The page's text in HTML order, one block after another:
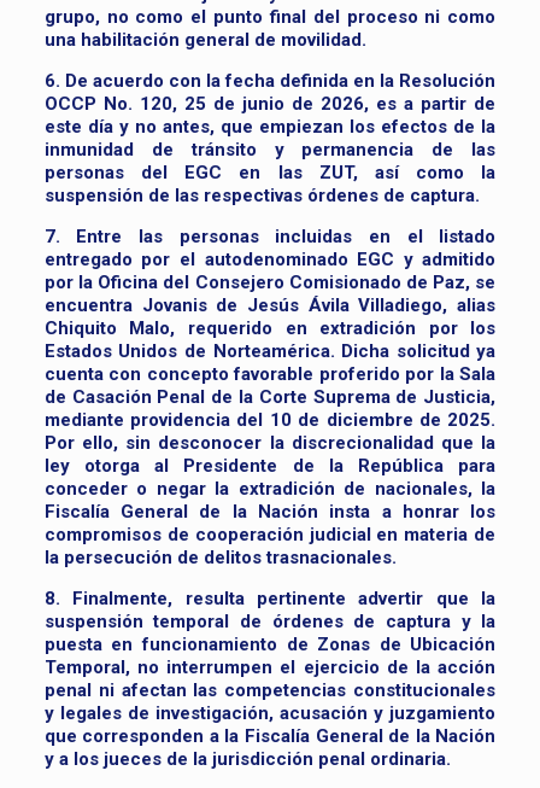
grupo, no como el punto final del proceso ni como
una habilitación general de movilidad.
6. De acuerdo con la fecha definida en la Resolución
OCCP No. 120, 25 de junio de 2026, es a partir de
este día y no antes, que empiezan los efectos de la
inmunidad de tránsito y permanencia de las
personas del EGC en las ZUT, así como la
suspensión de las respectivas órdenes de captura.
7. Entre las personas incluidas en el listado
entregado por el autodenominado EGC y admitido
por la Oficina del Consejero Comisionado de Paz, se
encuentra Jovanis de Jesús Ávila Villadiego, alias
Chiquito Malo, requerido en extradición por los
Estados Unidos de Norteamérica. Dicha solicitud ya
cuenta con concepto favorable proferido por la Sala
de Casación Penal de la Corte Suprema de Justicia,
mediante providencia del 10 de diciembre de 2025.
Por ello, sin desconocer la discrecionalidad que la
ley otorga al Presidente de la República para
conceder o negar la extradición de nacionales, la
Fiscalía General de la Nación insta a honrar los
compromisos de cooperación judicial en materia de
la persecución de delitos trasnacionales.
8. Finalmente, resulta pertinente advertir que la
suspensión temporal de órdenes de captura y la
puesta en funcionamiento de Zonas de Ubicación
Temporal, no interrumpen el ejercicio de la acción
penal ni afectan las competencias constitucionales
y legales de investigación, acusación y juzgamiento
que corresponden a la Fiscalía General de la Nación
y a los jueces de la jurisdicción penal ordinaria.